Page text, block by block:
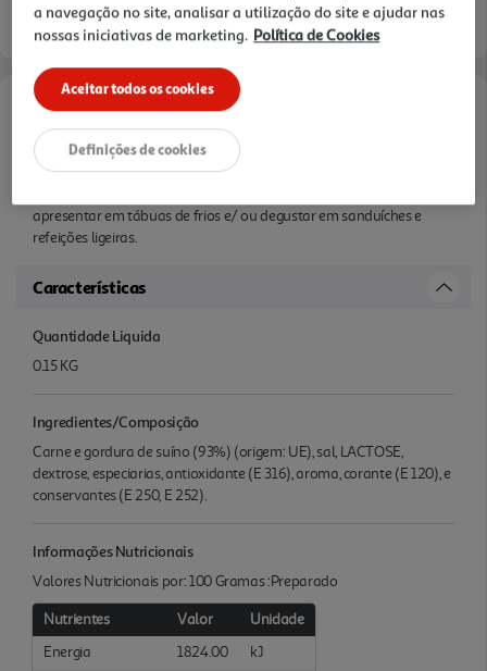
Informações de Marketing
Salame curado em fatias finas. Produto de textura suave que
apresentar em tábuas de frios e/ ou degustar em sanduíches e
refeições ligeiras.
Características
Quantidade Liquida
0.15 KG
Ingredientes/Composição
Carne e gordura de suíno (93%) (origem: UE), sal, LACTOSE,
dextrose, especiarias, antioxidante (E 316), aroma, corante (E 120), e
conservantes (E 250, E 252).
Informações Nutricionais
Valores Nutricionais por: 100 Gramas :Preparado
Nutrientes Valor
Unidade
Energia
1824.00
kJ
a navegação no site, analisar a utilização do site e ajudar nas
nossas iniciativas de marketing. Política de Cookies
Aceitar todos os cookies
Definições de cookies